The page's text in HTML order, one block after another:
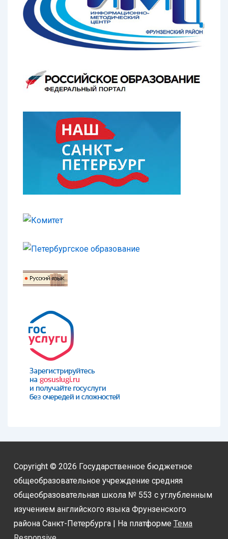
Copyright © 2026 Государственное бюджетное
общеобразовательное учреждение средняя
общеобразовательная школа № 553 с углубленным
изучением английского языка Фрунзенского
района Санкт-Петербурга
| На платформе Тема